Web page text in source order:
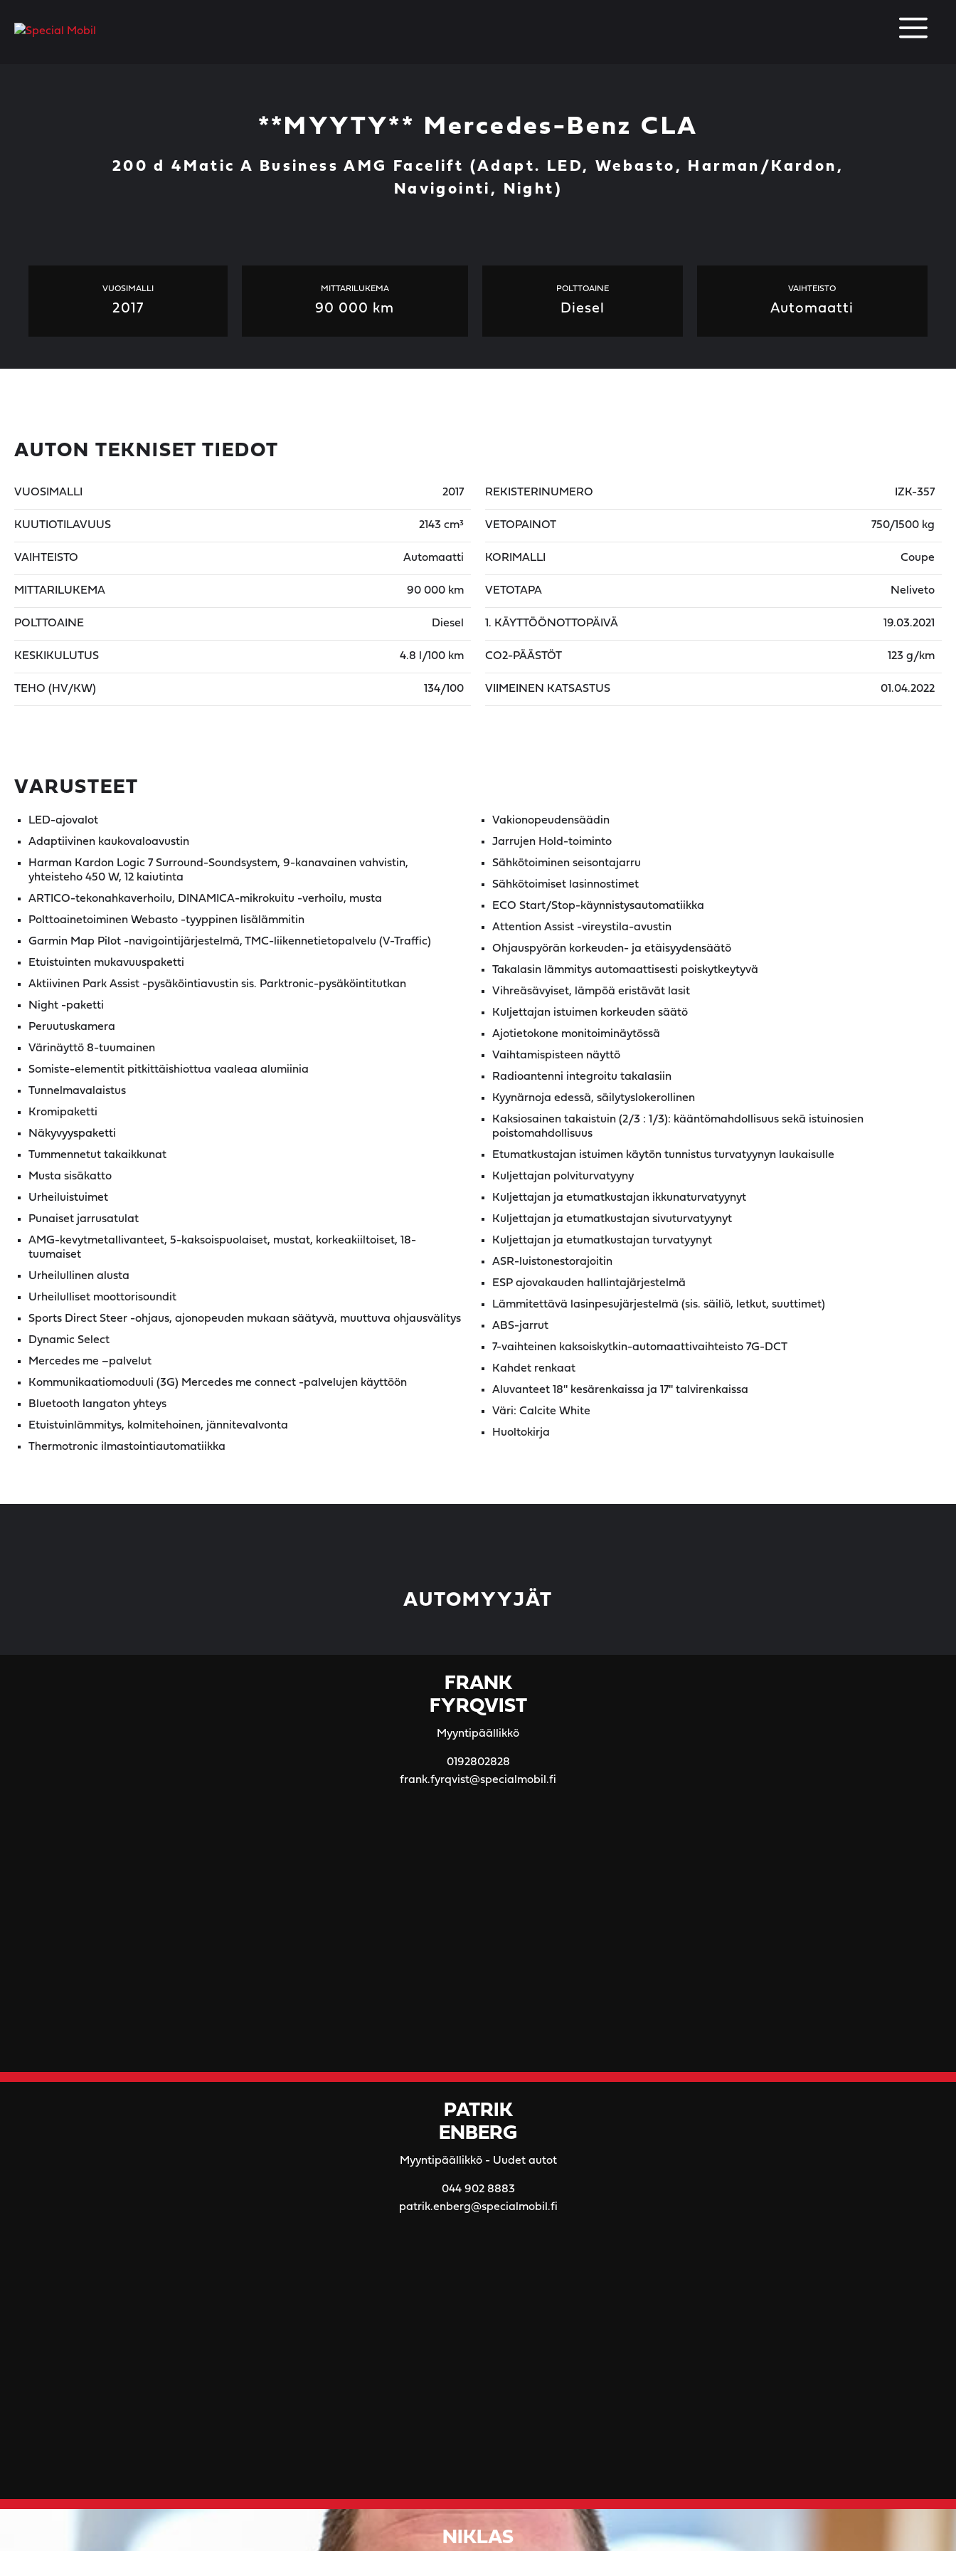
**MYYTY** Mercedes-Benz CLA
200 d 4Matic A Business AMG Facelift (Adapt. LED, Webasto, Harman/Kardon,
Navigointi, Night)
VUOSIMALLI
2017
MITTARILUKEMA
90 000 km
POLTTOAINE
Diesel
VAIHTEISTO
Automaatti
AUTON TEKNISET TIEDOT
VUOSIMALLI 2017
KUUTIOTILAVUUS 2143 cm³
VAIHTEISTO Automaatti
MITTARILUKEMA 90 000 km
POLTTOAINE Diesel
KESKIKULUTUS 4.8 l/100 km
TEHO (HV/KW) 134/100
REKISTERINUMERO IZK-357
VETOPAINOT 750/1500 kg
KORIMALLI Coupe
VETOTAPA Neliveto
1. KÄYTTÖÖNOTTOPÄIVÄ 19.03.2021
CO2-PÄÄSTÖT 123 g/km
VIIMEINEN KATSASTUS 01.04.2022
VARUSTEET
LED-ajovalot
Adaptiivinen kaukovaloavustin
Harman Kardon Logic 7 Surround-Soundsystem, 9-kanavainen vahvistin,
yhteisteho 450 W, 12 kaiutinta
ARTICO-tekonahkaverhoilu, DINAMICA-mikrokuitu -verhoilu, musta
Polttoainetoiminen Webasto -tyyppinen lisälämmitin
Garmin Map Pilot -navigointijärjestelmä, TMC-liikennetietopalvelu (V-Traffic)
Etuistuinten mukavuuspaketti
Aktiivinen Park Assist -pysäköintiavustin sis. Parktronic-pysäköintitutkan
Night -paketti
Peruutuskamera
Värinäyttö 8-tuumainen
Somiste-elementit pitkittäishiottua vaaleaa alumiinia
Tunnelmavalaistus
Kromipaketti
Näkyvyyspaketti
Tummennetut takaikkunat
Musta sisäkatto
Urheiluistuimet
Punaiset jarrusatulat
AMG-kevytmetallivanteet, 5-kaksoispuolaiset, mustat, korkeakiiltoiset, 18-
tuumaiset
Urheilullinen alusta
Urheilulliset moottorisoundit
Sports Direct Steer -ohjaus, ajonopeuden mukaan säätyvä, muuttuva ohjausvälitys
Dynamic Select
Mercedes me –palvelut
Kommunikaatiomoduuli (3G) Mercedes me connect -palvelujen käyttöön
Bluetooth langaton yhteys
Etuistuinlämmitys, kolmitehoinen, jännitevalvonta
Thermotronic ilmastointiautomatiikka
Vakionopeudensäädin
Jarrujen Hold-toiminto
Sähkötoiminen seisontajarru
Sähkötoimiset lasinnostimet
ECO Start/Stop-käynnistysautomatiikka
Attention Assist -vireystila-avustin
Ohjauspyörän korkeuden- ja etäisyydensäätö
Takalasin lämmitys automaattisesti poiskytkeytyvä
Vihreäsävyiset, lämpöä eristävät lasit
Kuljettajan istuimen korkeuden säätö
Ajotietokone monitoiminäytössä
Vaihtamispisteen näyttö
Radioantenni integroitu takalasiin
Kyynärnoja edessä, säilytyslokerollinen
Kaksiosainen takaistuin (2/3 : 1/3): kääntömahdollisuus sekä istuinosien
poistomahdollisuus
Etumatkustajan istuimen käytön tunnistus turvatyynyn laukaisulle
Kuljettajan polviturvatyyny
Kuljettajan ja etumatkustajan ikkunaturvatyynyt
Kuljettajan ja etumatkustajan sivuturvatyynyt
Kuljettajan ja etumatkustajan turvatyynyt
ASR-luistonestorajoitin
ESP ajovakauden hallintajärjestelmä
Lämmitettävä lasinpesujärjestelmä (sis. säiliö, letkut, suuttimet)
ABS-jarrut
7-vaihteinen kaksoiskytkin-automaattivaihteisto 7G-DCT
Kahdet renkaat
Aluvanteet 18'' kesärenkaissa ja 17'' talvirenkaissa
Väri: Calcite White
Huoltokirja
AUTOMYYJÄT
FRANK
FYRQVIST
Myyntipäällikkö
0192802828
frank.fyrqvist@specialmobil.fi
PATRIK
ENBERG
Myyntipäällikkö - Uudet autot
044 902 8883
patrik.enberg@specialmobil.fi
NIKLAS